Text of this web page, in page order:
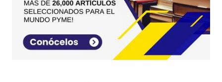
Responder
le felelicito por el blog ..para mi es muy
interesante la oratoria por que mi carrera lo